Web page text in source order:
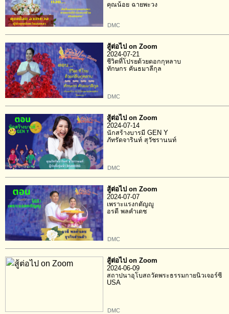
คุณน้อย ฉายพะวง
DMC
สู้ต่อไป on Zoom
2024-07-21
ชีวิตที่โปรยด้วยดอกกุหลาบ
ทักษกร คันธมาลีกุล
DMC
สู้ต่อไป on Zoom
2024-07-14
นักสร้างบารมี GEN Y
ภัทรัดจารินท์ สุวัชรานนท์
DMC
สู้ต่อไป on Zoom
2024-07-07
เพราะแรงกตัญญู
อรดี พลคำเดช
DMC
สู้ต่อไป on Zoom
2024-06-09
สถาปนาอุโบสถวัดพระธรรมกายนิวเจอร์ซี
USA
DMC